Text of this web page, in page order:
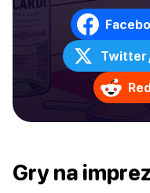
Twitter
Gry na